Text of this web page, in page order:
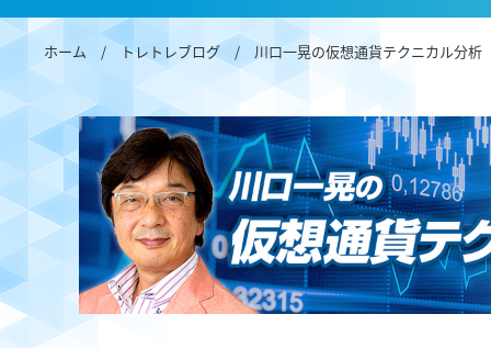
ホーム /トレトレブログ / 川口一晃の仮想通貨テクニカル分析